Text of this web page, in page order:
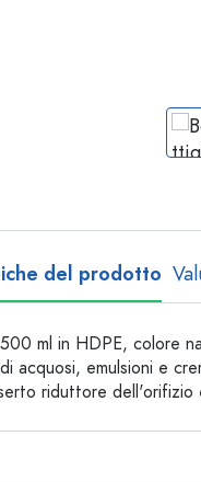
Bottiglie
del prodotto
ml in HDPE, colore
acquosi, emulsioni e
riduttore dell'orifizio